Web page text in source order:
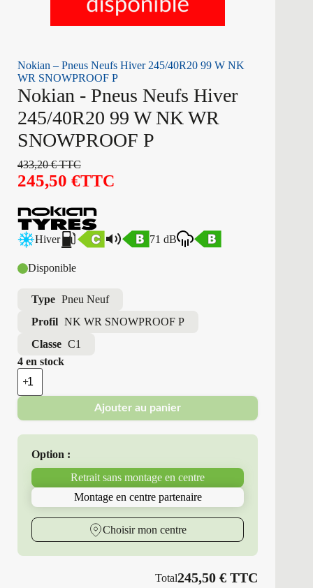
Nokian – Pneus Neufs Hiver 245/40R20 99 W NK
WR SNOWPROOF P
Nokian - Pneus Neufs Hiver
245/40R20 99 W NK WR
SNOWPROOF P
433,20€TTC
245,50 €TTC
Hiver 71 dB
Disponible
Type Pneu Neuf
Profil NK WR SNOWPROOF P
Classe C1
4 en stock
quantité
de
Nokian
Pneus
Neufs
245/40R20
NK
WR
SNOWPROOF
Ajouter au panier
Option :
Retrait sans montage en centre
Montage en centre partenaire
Choisir mon centre
Total245,50€ TTC